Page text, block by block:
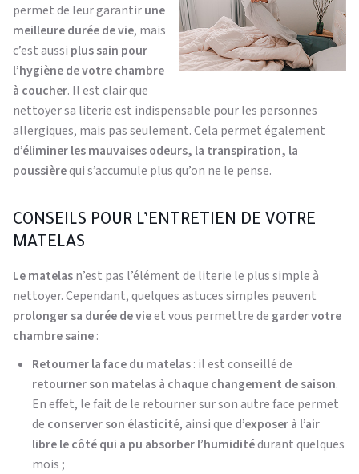
permet de leur garantirune
meilleure durée de vie, mais
c’est aussi plus sain pour
l’hygiène de votre chambre
à coucher. Il est clair que
nettoyer sa literie est indispensable pour les personnes
allergiques, mais pas seulement. Cela permet également
d’éliminer les mauvaises odeurs, la transpiration, la
poussièrequi s’accumule plus qu’on ne le pense.
CONSEILS POUR L’ENTRETIEN DE VOTRE
MATELAS
Le matelasn’est pas l’élément de literie le plus simple à
nettoyer. Cependant, quelques astuces simples peuvent
prolonger sa durée de vieet vous permettre de garder votre
chambre saine:
Retourner la face du matelas: il est conseillé de
retourner son matelas à chaque changement de saison.
En effet, le fait de le retourner sur son autre face permet
de conserver son élasticité, ainsi que d’exposer à l’air
libre le côté qui a pu absorber l’humiditédurant quelques
mois ;